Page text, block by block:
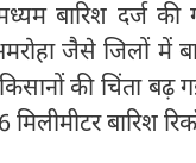
बारिश दर्ज
जैसे जिलों में
की चिंता बढ़
बारिश